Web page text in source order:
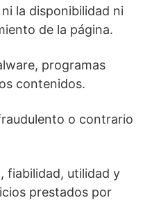
la disponibilidad ni
de la página.
programas
contenidos.
o contrario
fiabilidad, utilidad y
prestados por